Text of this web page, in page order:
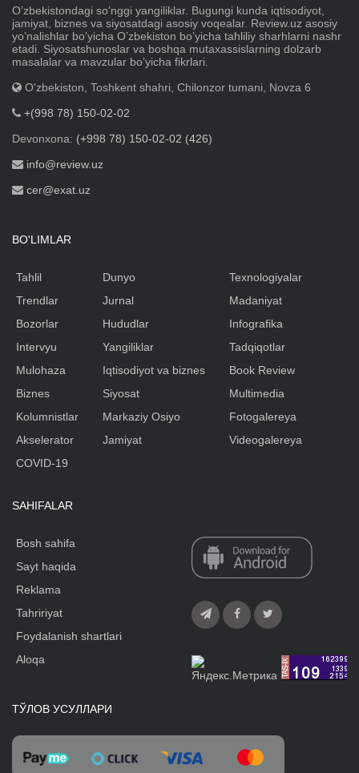
Oʼzbekistondagi soʼnggi yangiliklar. Bugungi kunda iqtisodiyot,
jamiyat, biznes va siyosatdagi asosiy voqealar. Review.uz asosiy
yoʼnalishlar boʼyicha Oʼzbekiston boʼyicha tahliliy sharhlarni nashr
etadi. Siyosatshunoslar va boshqa mutaxassislarning dolzarb
masalalar va mavzular boʼyicha fikrlari.
O'zbekiston, Toshkent shahri, Chilonzor tumani, Novza 6
+(998 78) 150-02-02
Devonxona: (+998 78) 150-02-02 (426)
info@review.uz
cer@exat.uz
BO'LIMLAR
Tahlil
Trendlar
Bozorlar
Intervyu
Mulohaza
Biznes
Kolumnistlar
Akselerator
Dunyo
Jurnal
Hududlar
Yangiliklar
Iqtisodiyot va biznes
Siyosat
Markaziy Osiyo
Jamiyat
Texnologiyalar
Madaniyat
Infografika
Tadqiqotlar
Book Review
Multimedia
Fotogalereya
Videogalereya
COVID-19
SAHIFALAR
Bosh sahifa
Sayt haqida
Reklama
Tahririyat
Foydalanish shartlari
Aloqa
ТЎЛОВ УСУЛЛАРИ